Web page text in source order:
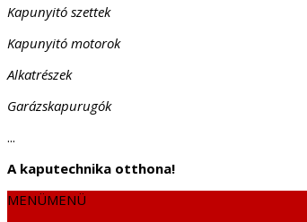
Kapunyitó szettek
Kapunyitó motorok
Alkatrészek
Garázskapurugók
...
A kaputechnika otthona!
MENÜMENÜ